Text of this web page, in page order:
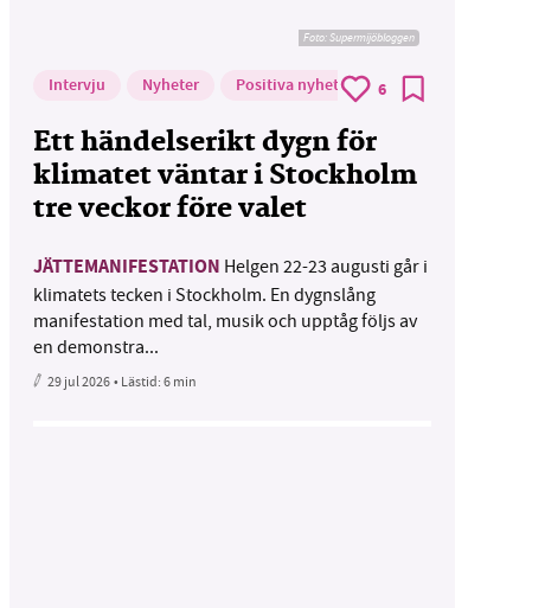
Foto: Supermijöbloggen
Intervju Nyheter Positiva nyheter 6
Ett händelserikt dygn för
klimatet väntar i Stockholm
tre veckor före valet
JÄTTEMANIFESTATION Helgen 22-23 augusti går i
klimatets tecken i Stockholm. En dygnslång
manifestation med tal, musik och upptåg följs av
en demonstra...
29 jul 2026• Lästid:6 min